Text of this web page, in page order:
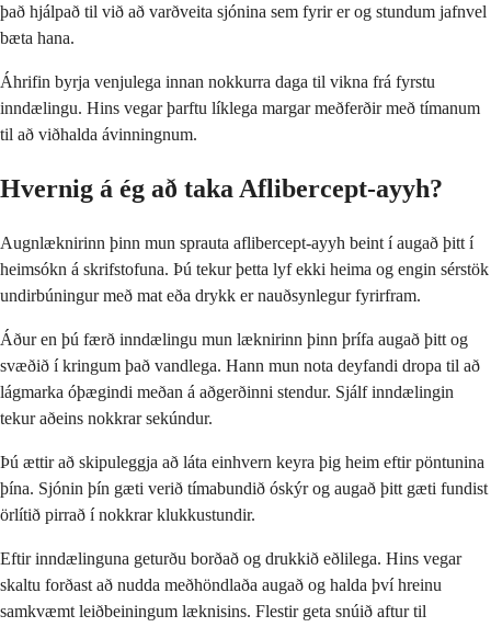
það hjálpað til við að varðveita sjónina sem fyrir er og stundum jafnvel
bæta hana.
Áhrifin byrja venjulega innan nokkurra daga til vikna frá fyrstu
inndælingu. Hins vegar þarftu líklega margar meðferðir með tímanum
til að viðhalda ávinningnum.
Hvernig á ég að taka Aflibercept-ayyh?
Augnlæknirinn þinn mun sprauta aflibercept-ayyh beint í augað þitt í
heimsókn á skrifstofuna. Þú tekur þetta lyf ekki heima og engin sérstök
undirbúningur með mat eða drykk er nauðsynlegur fyrirfram.
Áður en þú færð inndælingu mun læknirinn þinn þrífa augað þitt og
svæðið í kringum það vandlega. Hann mun nota deyfandi dropa til að
lágmarka óþægindi meðan á aðgerðinni stendur. Sjálf inndælingin
tekur aðeins nokkrar sekúndur.
Þú ættir að skipuleggja að láta einhvern keyra þig heim eftir pöntunina
þína. Sjónin þín gæti verið tímabundið óskýr og augað þitt gæti fundist
örlítið pirrað í nokkrar klukkustundir.
Eftir inndælinguna geturðu borðað og drukkið eðlilega. Hins vegar
skaltu forðast að nudda meðhöndlaða augað og halda því hreinu
samkvæmt leiðbeiningum læknisins. Flestir geta snúið aftur til